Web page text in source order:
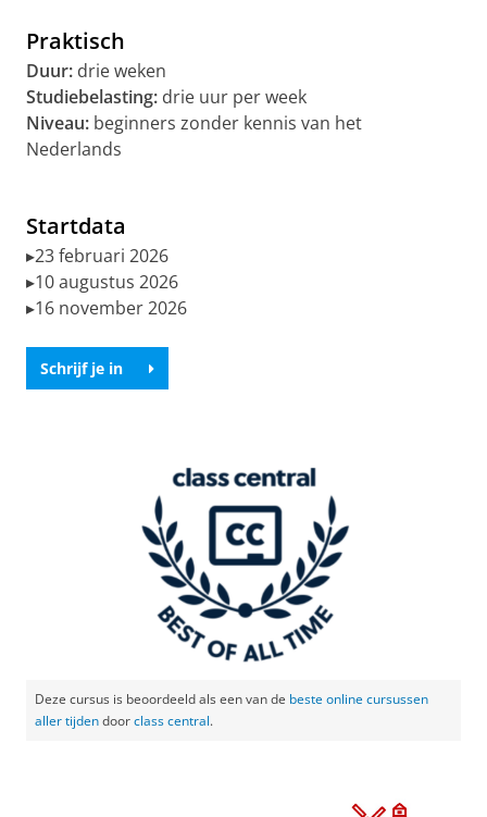
Praktisch
Duur: drie weken
Studiebelasting: drie uur per week
Niveau: beginners zonder kennis van het
Nederlands
Startdata
▸23 februari 2026
▸10 augustus 2026
▸16 november 2026
Schrijf je in
Deze cursus is beoordeeld als een van de beste online cursussen
aller tijdendoorclass central.